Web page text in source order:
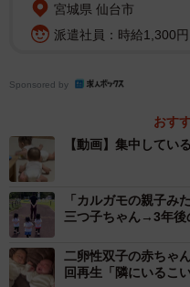
ゆっくりと弟くんが近付きます…
モゾモゾと動く弟くんが
間、突然「ああっ！！！
もちゃに集中していたお
リ！身体をビクっとさせ
宮城県 仙台市
派遣社員：時給1,300
Sponsored by
おす
【動画】集中してい
「カルガモの親子み
三つ子ちゃん→3年後
二卵性双子の赤ち
回再生「隣にいるこ